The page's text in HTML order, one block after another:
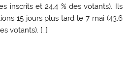
inscrits et 24,4 % des votants). Ils
15 jours plus tard le 7 mai (43,6
votants). […]